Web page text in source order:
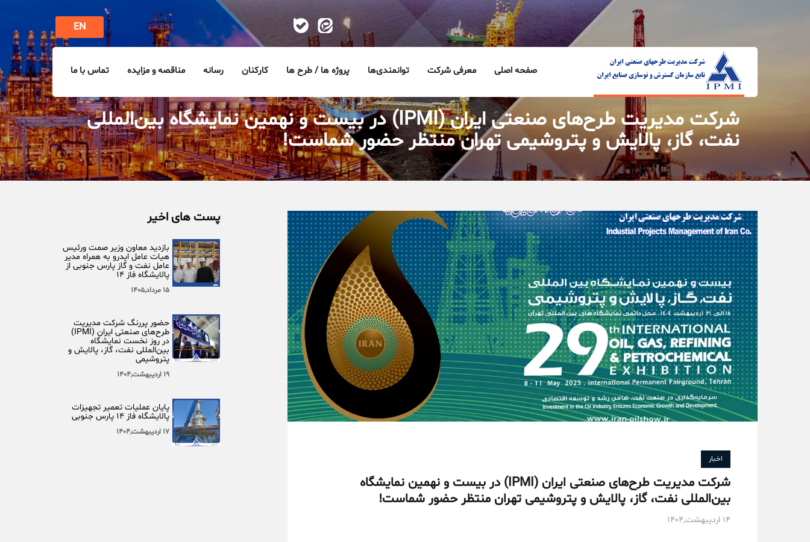
EN
صفحه اصلی معرفی شرکت توانمندی‌ها پروژه ها / طرح ها کارکنان رسانه مناقصه و مزایده تماس با ما
شرکت مدیریت طرح‌های صنعتی ایران (IPMI) در بیست و نهمین نمایشگاه بین‌المللی
نفت، گاز، پالایش و پتروشیمی تهران منتظر حضور شماست!
اخبار
شرکت مدیریت طرح‌های صنعتی ایران (IPMI) در بیست و نهمین نمایشگاه
بین‌المللی نفت، گاز، پالایش و پتروشیمی تهران منتظر حضور شماست!
۱۴ اردیبهشت,۱۴۰۴
پست های اخیر
بازدید معاون وزیر صمت ورئیس
هیات عامل ایدرو به همراه مدیر
عامل نفت و گاز پارس جنوبی از
پالایشگاه فاز ۱۴
۱۵ مرداد,۱۴۰۵
حضور پررنگ شرکت مدیریت
طرح‌های صنعتی ایران (IPMI)
در روز نخست نمایشگاه
بین‌المللی نفت، گاز، پالایش و
پتروشیمی
۱۹ اردیبهشت,۱۴۰۴
پایان عملیات تعمیر تجهیزات
پالایشگاه فاز ۱۴ پارس جنوبی
۱۷ اردیبهشت,۱۴۰۴